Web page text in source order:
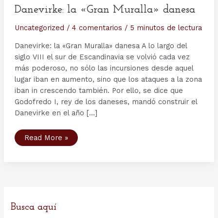
Danevirke: la «Gran Muralla» danesa
Uncategorized / 4 comentarios / 5 minutos de lectura
Danevirke: la «Gran Muralla» danesa A lo largo del
siglo VIII el sur de Escandinavia se volvió cada vez
más poderoso, no sólo las incursiones desde aquel
lugar iban en aumento, sino que los ataques a la zona
iban in crescendo también. Por ello, se dice que
Godofredo I, rey de los daneses, mandó construir el
Danevirke en el año […]
Danevirke:
la
Read More »
Busca aquí